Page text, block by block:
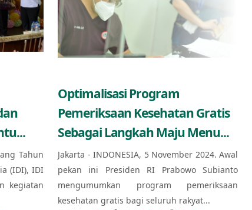
Tahun
(IDI), IDI
kegiatan
Optimalisasi Program
Pemeriksaan Kesehatan Gratis
Sebagai Langkah Maju Menu...
Jakarta - INDONESIA, 5 November 2024. Awal
pekan ini Presiden RI Prabowo Subianto
mengumumkan program pemeriksaan
kesehatan gratis bagi seluruh rakyat...